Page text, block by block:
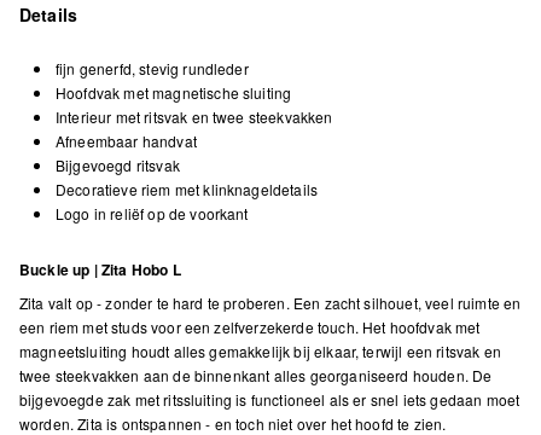
Details
fijn generfd, stevig rundleder
Hoofdvak met magnetische sluiting
Interieur met ritsvak en twee steekvakken
Afneembaar handvat
Bijgevoegd ritsvak
Decoratieve riem met klinknageldetails
Logo in reliëf op de voorkant
Buckle up | Zita Hobo L
Zita valt op - zonder te hard te proberen. Een zacht silhouet, veel ruimte en
een riem met studs voor een zelfverzekerde touch. Het hoofdvak met
magneetsluiting houdt alles gemakkelijk bij elkaar, terwijl een ritsvak en
twee steekvakken aan de binnenkant alles georganiseerd houden. De
bijgevoegde zak met ritssluiting is functioneel als er snel iets gedaan moet
worden. Zita is ontspannen - en toch niet over het hoofd te zien.